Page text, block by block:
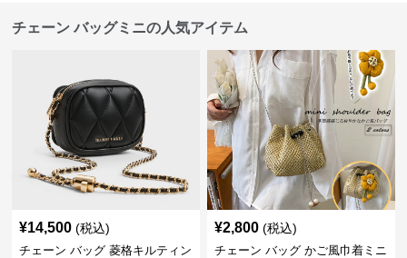
チェーン バッグミニの人気アイテム
¥14,500 (税込)
チェーン バッグ 菱格キルティン
¥2,800 (税込)
チェーン バッグ かご風巾着ミニ